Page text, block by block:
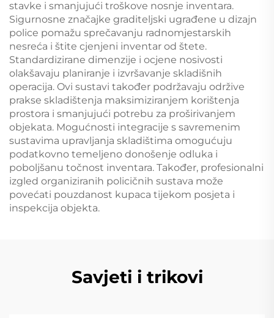
stavke i smanjujući troškove nosnje inventara.
Sigurnosne značajke graditeljski ugrađene u dizajn
police pomažu sprečavanju radnomjestarskih
nesreća i štite cjenjeni inventar od štete.
Standardizirane dimenzije i ocjene nosivosti
olakšavaju planiranje i izvršavanje skladišnih
operacija. Ovi sustavi također podržavaju održive
prakse skladištenja maksimiziranjem korištenja
prostora i smanjujući potrebu za proširivanjem
objekata. Mogućnosti integracije s savremenim
sustavima upravljanja skladištima omogućuju
podatkovno temeljeno donošenje odluka i
poboljšanu točnost inventara. Također, profesionalni
izgled organiziranih policičnih sustava može
povećati pouzdanost kupaca tijekom posjeta i
inspekcija objekta.
Savjeti i trikovi